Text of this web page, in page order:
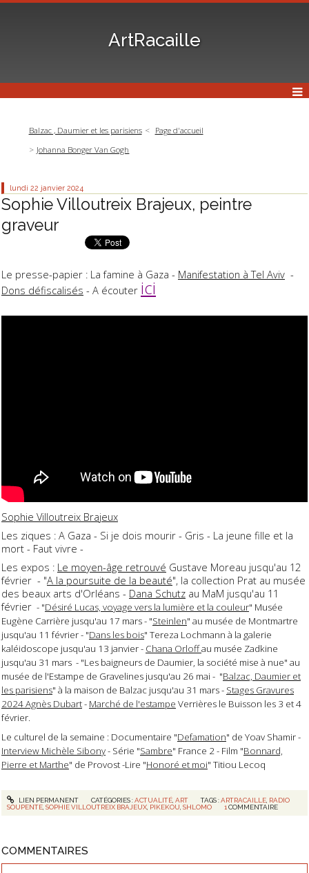
ArtRacaille
Balzac , Daumier et les parisiens
Page d'accueil
Johanna Bonger Van Gogh
lundi 22 janvier 2024
Sophie Villoutreix Brajeux, peintre
graveur
Le presse-papier : La famine à Gaza - Manifestation à Tel Aviv -
Dons défiscalisés - A écouter ici
Sophie Villoutreix Brajeux
Les ziques : A Gaza - Si je dois mourir - Gris - La jeune fille et la
mort - Faut vivre -
Les expos : Le moyen-âge retrouvé Gustave Moreau jusqu'au 12
février - "A la poursuite de la beauté", la collection Prat au musée
des beaux arts d'Orléans - Dana Schutz au MaM jusqu'au 11
février - "Désiré Lucas, voyage vers la lumière et la couleur" Musée
Eugène Carrière jusqu'au 17 mars - "Steinlen" au musée de Montmartre
jusqu'au 11 février - "Dans les bois" Tereza Lochmann à la galerie
kaléidoscope jusqu'au 13 janvier - Chana Orloffau musée Zadkine
jusqu'au 31 mars - "Les baigneurs de Daumier, la société mise à nue" au
musée de l'Estampe de Gravelines jusqu'au 26 mai - "Balzac, Daumier et
les parisiens" à la maison de Balzac jusqu'au 31 mars - Stages Gravures
2024 Agnès Dubart- Marché de l'estampe Verrières le Buisson les 3 et 4
février.
Le culturel de la semaine : Documentaire "Defamation" de Yoav Shamir -
Interview Michèle Sibony- Série "Sambre" France 2 - Film "Bonnard,
Pierre et Marthe" de Provost -Lire "Honoré et moi" Titiou Lecoq
LIEN PERMANENT CATÉGORIES :ACTUALITÉ, ART TAGS :ARTRACAILLE RADIO
SOUPENTE ,SOPHIE VILLOUTREIX BRAJEUX PIKEKOU ,SHLOMO 1 COMMENTAIRE
COMMENTAIRES